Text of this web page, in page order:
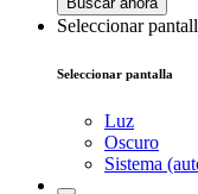
Seleccionar
Seleccionar pantalla
Luz
Oscuro
Sistema